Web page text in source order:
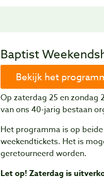
Baptist
Bekijk het
Op zaterdag 25 en zondag
van ons 40-jarig bestaan
Het programma is op
weekendtickets. Het is
geretourneerd worden.
Let op! Zaterdag is